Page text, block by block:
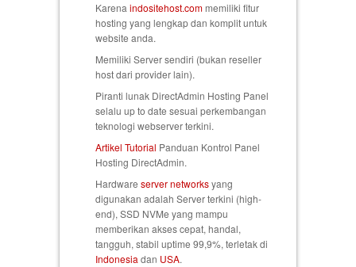
Karena indositehost.commemiliki fitur
hosting yang lengkap dan komplit untuk
website anda.
Memiliki Server sendiri (bukan reseller
host dari provider lain).
Piranti lunak DirectAdmin Hosting Panel
selalu up to date sesuai perkembangan
teknologi webserver terkini.
Artikel Tutorial Panduan Kontrol Panel
Hosting DirectAdmin.
Hardware server networksyang
digunakan adalah Server terkini (high-
end), SSD NVMe yang mampu
memberikan akses cepat, handal,
tangguh, stabil uptime 99,9%, terletak di
Indonesia dan USA.